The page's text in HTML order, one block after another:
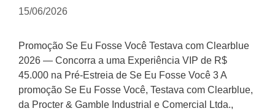
15/06/2026
Promoção Se Eu Fosse Você Testava com Clearblue
2026 — Concorra a uma Experiência VIP de R$
45.000 na Pré-Estreia de Se Eu Fosse Você 3 A
promoção Se Eu Fosse Você, Testava com Clearblue,
da Procter & Gamble Industrial e Comercial Ltda.,